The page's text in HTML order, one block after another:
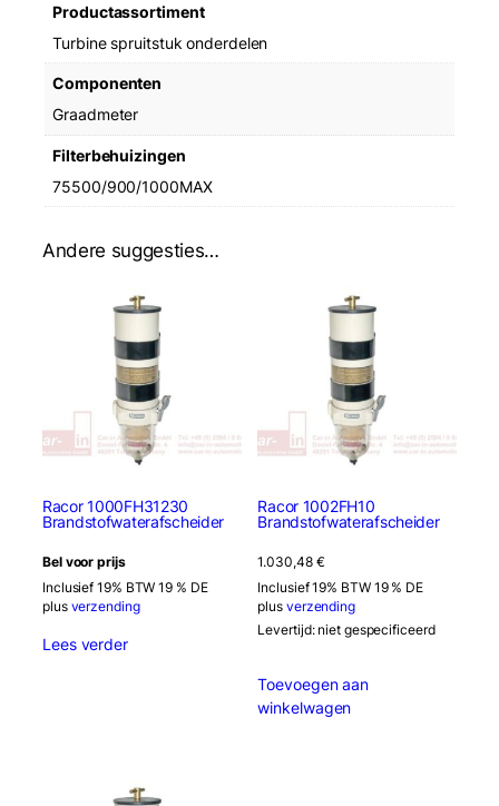
Productassortiment
Turbine spruitstuk onderdelen
Componenten
Graadmeter
Filterbehuizingen
75500/900/1000MAX
Andere suggesties…
Racor 1000FH31230
Brandstofwaterafscheider
Bel voor prijs
Inclusief 19% BTW 19 % DE
plus verzending
Lees verder
Racor 1002FH10
Brandstofwaterafscheider
1.030,48 €
Inclusief 19% BTW 19 % DE
plus verzending
Levertijd: niet gespecificeerd
Toevoegen aan
winkelwagen